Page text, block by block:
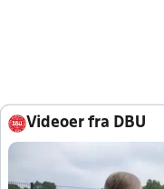
Videoer fra DBU